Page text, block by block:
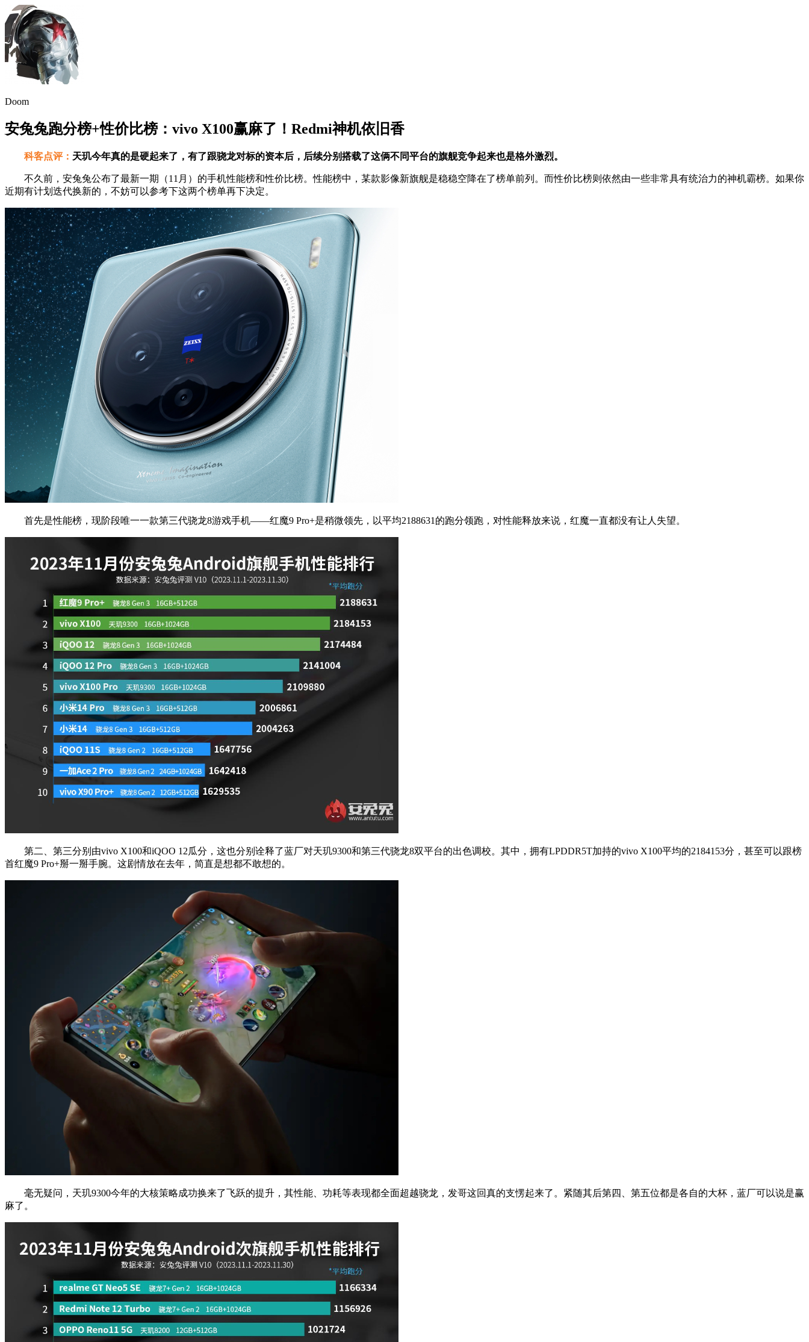
Doom
安兔兔跑分榜+性价比榜：vivo X100赢麻了！Redmi神机依旧香
科客点评： 天玑今年真的是硬起来了，有了跟骁龙对标的资本后，后续分别搭载了这俩不同平台的旗舰竞争起来也是格外激烈。
不久前，安兔兔公布了最新一期（11月）的手机性能榜和性价比榜。性能榜中，某款影像新旗舰是稳稳空降在了榜单前列。而性价比榜则依然由一些非常具有统治力的神机霸榜。如果你
近期有计划迭代换新的，不妨可以参考下这两个榜单再下决定。
首先是性能榜，现阶段唯一一款第三代骁龙8游戏手机——红魔9 Pro+是稍微领先，以平均2188631的跑分领跑，对性能释放来说，红魔一直都没有让人失望。
第二、第三分别由vivo X100和iQOO 12瓜分，这也分别诠释了蓝厂对天玑9300和第三代骁龙8双平台的出色调校。其中，拥有LPDDR5T加持的vivo X100平均的2184153分，甚至可以跟榜
首红魔9 Pro+掰一掰手腕。这剧情放在去年，简直是想都不敢想的。
毫无疑问，天玑9300今年的大核策略成功换来了飞跃的提升，其性能、功耗等表现都全面超越骁龙，发哥这回真的支愣起来了。紧随其后第四、第五位都是各自的大杯，蓝厂可以说是赢
麻了。